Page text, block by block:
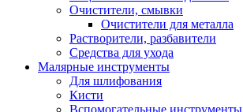
Очистители, смывки
Очистители для металла
Растворители, разбавители
Средства для ухода
Малярные инструменты
Для шлифования
Кисти
Вспомогательные инструменты